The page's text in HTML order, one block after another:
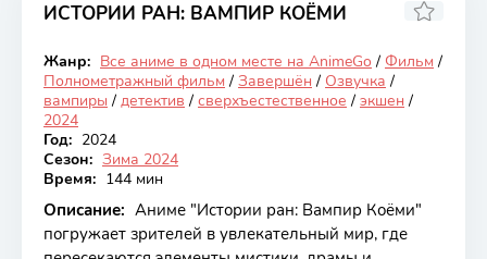
ИСТОРИИ РАН: ВАМПИР КОЁМИ
Закончен
7.92
Жанр: Все аниме в одном месте на AnimeGo / Фильм /
Полнометражный фильм / Завершён / Озвучка /
вампиры / детектив / сверхъестественное / экшен /
2024
Год: 2024
Сезон: Зима 2024
Время: 144 мин
Описание: Аниме "Истории ран: Вампир Коёми"
погружает зрителей в увлекательный мир, где